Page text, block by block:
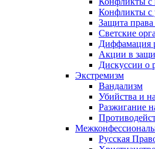
Конфликты с
Защита права
Светские
Диффамация
Акции в
Дискуссии о
Экстремизм
Вандализм
Убийства и
Разжигание
Русская